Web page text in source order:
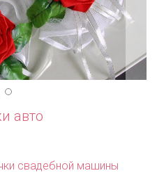
авто
свадебной машины